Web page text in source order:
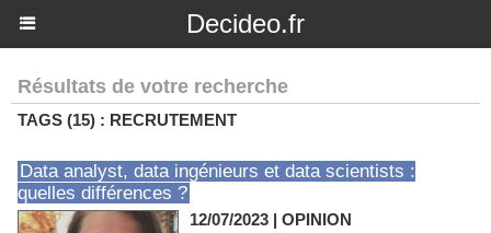
Decideo.fr
Résultats de votre recherche
TAGS (15) : RECRUTEMENT
Data analyst, data ingénieurs et data scientists :
quelles différences ?
12/07/2023 | OPINION